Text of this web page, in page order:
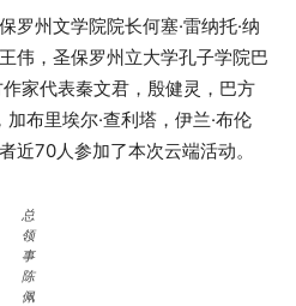
罗州文学院院长何塞·雷纳托·纳
伟，圣保罗州立大学孔子学院巴
家代表秦文君，殷健灵，巴方
布里埃尔·查利塔，伊兰·布伦
近70人参加了本次云端活动。
总
领
事
陈
佩